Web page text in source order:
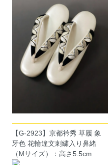
【G-2923】京都衿秀 草履 象
牙色 花輪違文刺繍入り鼻緒
（Mサイズ）：高さ5.5cm